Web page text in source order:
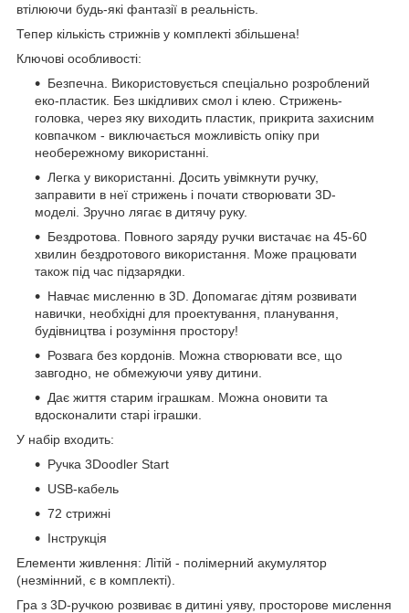
втілюючи будь-які фантазії в реальність.
Тепер кількість стрижнів у комплекті збільшена!
Ключові особливості:
Безпечна. Використовується спеціально розроблений
еко-пластик. Без шкідливих смол і клею. Стрижень-
головка, через яку виходить пластик, прикрита захисним
ковпачком - виключається можливість опіку при
необережному використанні.
Легка у використанні. Досить увімкнути ручку,
заправити в неї стрижень і почати створювати 3D-
моделі. Зручно лягає в дитячу руку.
Бездротова. Повного заряду ручки вистачає на 45-60
хвилин бездротового використання. Може працювати
також під час підзарядки.
Навчає мисленню в 3D. Допомагає дітям розвивати
навички, необхідні для проектування, планування,
будівництва і розуміння простору!
Розвага без кордонів. Можна створювати все, що
завгодно, не обмежуючи уяву дитини.
Дає життя старим іграшкам. Можна оновити та
вдосконалити старі іграшки.
У набір входить:
Ручка 3Doodler Start
USB-кабель
72 стрижні
Інструкція
Елементи живлення: Літій - полімерний акумулятор
(незмінний, є в комплекті).
Гра з 3D-ручкою розвиває в дитині уяву, просторове мислення